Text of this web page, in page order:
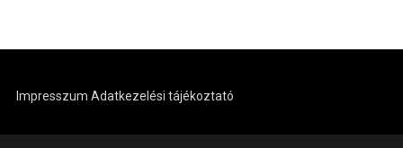
Impresszum Adatkezelési tájékoztató